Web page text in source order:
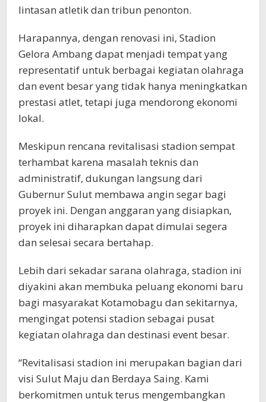
lintasan atletik dan tribun penonton.
Harapannya, dengan renovasi ini, Stadion
Gelora Ambang dapat menjadi tempat yang
representatif untuk berbagai kegiatan olahraga
dan event besar yang tidak hanya meningkatkan
prestasi atlet, tetapi juga mendorong ekonomi
lokal.
Meskipun rencana revitalisasi stadion sempat
terhambat karena masalah teknis dan
administratif, dukungan langsung dari
Gubernur Sulut membawa angin segar bagi
proyek ini. Dengan anggaran yang disiapkan,
proyek ini diharapkan dapat dimulai segera
dan selesai secara bertahap.
Lebih dari sekadar sarana olahraga, stadion ini
diyakini akan membuka peluang ekonomi baru
bagi masyarakat Kotamobagu dan sekitarnya,
mengingat potensi stadion sebagai pusat
kegiatan olahraga dan destinasi event besar.
“Revitalisasi stadion ini merupakan bagian dari
visi Sulut Maju dan Berdaya Saing. Kami
berkomitmen untuk terus mengembangkan